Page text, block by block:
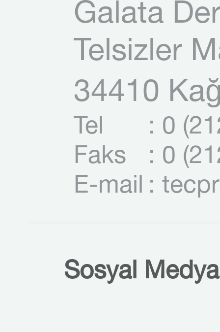
Galata
Telsizler
34410
Tel
: 0
Faks
: 0
E-mail :
Sosyal